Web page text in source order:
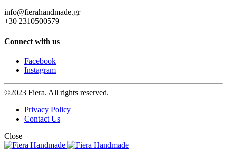
info@fierahandmade.gr
+30 2310500579
Connect with us
Facebook
Instagram
©2023 Fiera. All rights reserved.
Privacy Policy
Contact Us
Close